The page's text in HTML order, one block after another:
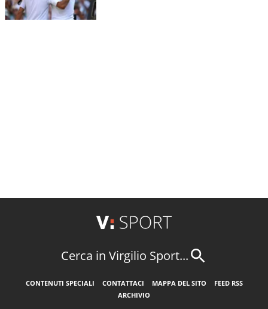
Cerca in Virgilio Sport...
CONTENUTI SPECIALI CONTATTACI MAPPA DEL SITO
FEED RSS
ARCHIVIO